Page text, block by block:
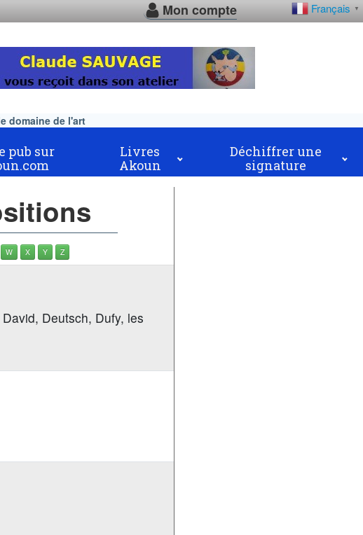
Français ▼
Mon compte
domaine de l'art
pub sur
Livres
Akoun
Déchiffrer une
signature
W X Y Z
Deutsch, Dufy, les